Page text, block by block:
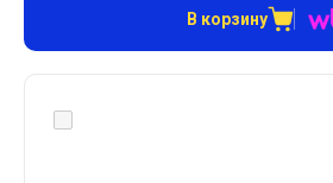
В корзину